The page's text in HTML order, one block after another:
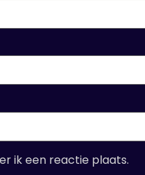
ik een reactie plaats.